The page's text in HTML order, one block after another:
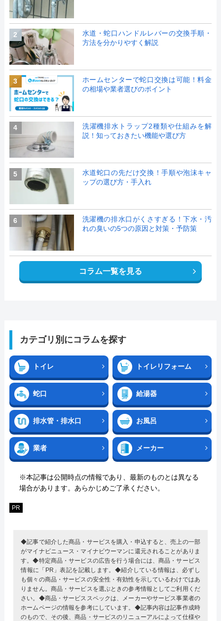
2
水道・蛇口ハンドルレバーの交換手順・
方法を分かりやすく解説
3
ホームセンターで蛇口交換は可能！料金
の相場や業者選びのポイント
4
洗濯機排水トラップ2種類や仕組みを解
説！知っておきたい機能や選び方
5
水道蛇口の先だけ交換！手順や泡沫キャ
ップの選び方・手入れ
6
洗濯機の排水口がくさすぎる！下水・汚
れの臭いの5つの原因と対策・予防策
コラム一覧を見る
カテゴリ別にコラムを探す
トイレ トイレリフォーム
蛇口 給湯器
排水管・排水口 お風呂
業者 メーカー
※本記事は公開時点の情報であり、最新のものとは異なる
場合があります。あらかじめご了承ください。
PR
◆記事で紹介した商品・サービスを購入・申込すると、売上の一部
がマイナビニュース・マイナビウーマンに還元されることがありま
す。◆特定商品・サービスの広告を行う場合には、商品・サービス
情報に「PR」表記を記載します。◆紹介している情報は、必ずし
も個々の商品・サービスの安全性・有効性を示しているわけではあ
りません。商品・サービスを選ぶときの参考情報としてご利用くだ
さい。◆商品・サービススペックは、メーカーやサービス事業者の
ホームページの情報を参考にしています。◆記事内容は記事作成時
のもので、その後、商品・サービスのリニューアルによって仕様や